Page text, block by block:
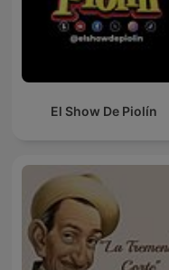
El Show De Piolín